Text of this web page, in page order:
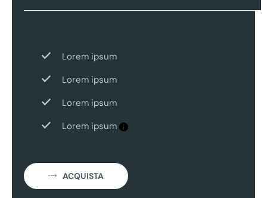
Lorem ipsum
Lorem ipsum
Lorem ipsum
Lorem ipsum
ACQUISTA